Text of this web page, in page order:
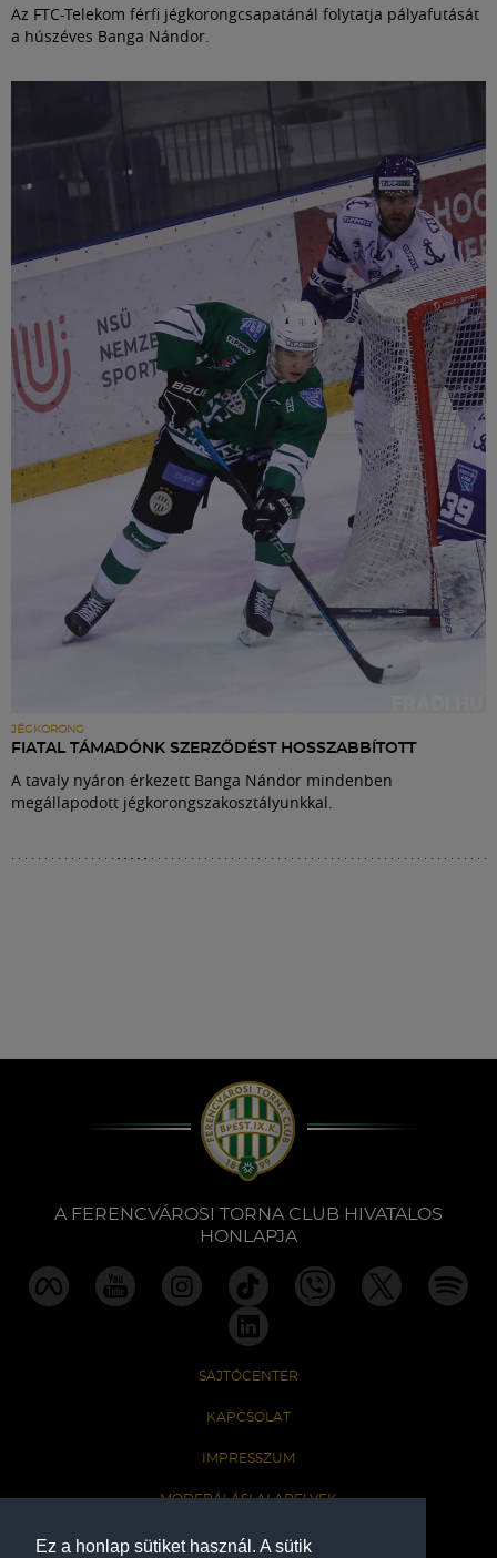
Ez a honlap sütiket használ. A sütik
Az FTC-Telekom férfi jégkorongcsapatánál folytatja pályafutását
a húszéves Banga Nándor.
JÉGKORONG
FIATAL TÁMADÓNK SZERZŐDÉST HOSSZABBÍTOTT
A tavaly nyáron érkezett Banga Nándor mindenben
megállapodott jégkorongszakosztályunkkal.
A FERENCVÁROSI TORNA CLUB HIVATALOS
HONLAPJA
SAJTÓCENTER
KAPCSOLAT
IMPRESSZUM
MODERÁLÁSI ALAPELVEK
HONLAP ADATKEZELÉSI TÁJÉKOZTATÓ
English